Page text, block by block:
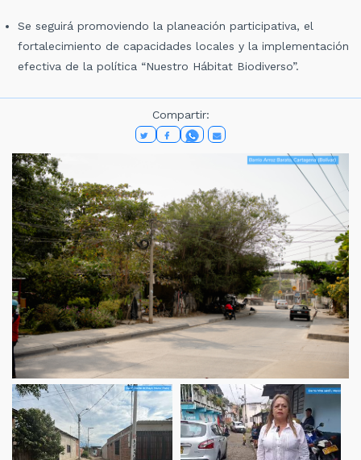
Se seguirá promoviendo la planeación participativa, el
fortalecimiento de capacidades locales y la implementación
efectiva de la política “Nuestro Hábitat Biodiverso”.
Compartir: